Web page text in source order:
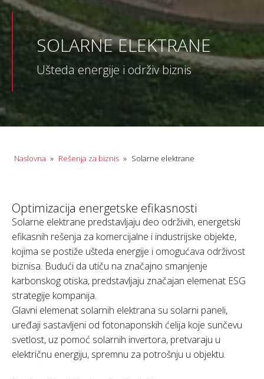
SOLARNE ELEKTRANE
Ušteda energije i održiv biznis
Naslovna » Rešenja za biznis » Solarne elektrane
Optimizacija energetske efikasnosti
Solarne elektrane predstavljaju deo održivih, energetski
efikasnih rešenja za komercijalne i industrijske objekte,
kojima se postiže ušteda energije i omogućava održivost
biznisa. Budući da utiču na značajno smanjenje
karbonskog otiska, predstavljaju značajan elemenat ESG
strategije kompanija.
Glavni elemenat solarnih elektrana su solarni paneli,
uređaji sastavljeni od fotonaponskih ćelija koje sunčevu
svetlost, uz pomoć solarnih invertora, pretvaraju u
električnu energiju, spremnu za potrošnju u objektu.